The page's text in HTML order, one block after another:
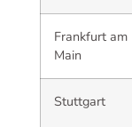
Frankfurt am
Main
Stuttgart